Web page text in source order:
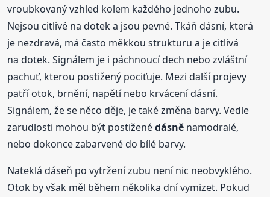
vroubkovaný vzhled kolem každého jednoho zubu.
Nejsou citlivé na dotek a jsou pevné. Tkáň dásní, která
je nezdravá, má často měkkou strukturu a je citlivá
na dotek. Signálem je i páchnoucí dech nebo zvláštní
pachuť, kterou postižený pociťuje. Mezi další projevy
patří otok, brnění, napětí nebo krvácení dásní.
Signálem, že se něco děje, je také změna barvy. Vedle
zarudlosti mohou být postiženédásně namodralé,
nebo dokonce zabarvené do bílé barvy.
Nateklá dáseň po vytržení zubu není nic neobvyklého.
Otok by však měl během několika dní vymizet. Pokud